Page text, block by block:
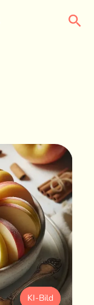
KI-Bild